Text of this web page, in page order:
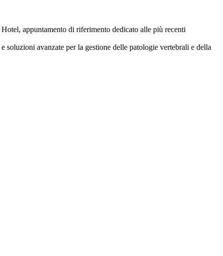
appuntamento di riferimento dedicato alle più recenti
avanzate per la gestione delle patologie vertebrali e della